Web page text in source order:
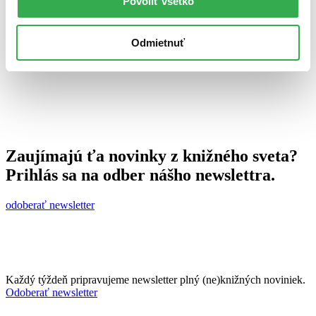
Odmietnuť
Zaujímajú ťa novinky z knižného sveta?
Prihlás sa na odber nášho newslettra.
odoberať newsletter
Každý týždeň pripravujeme newsletter plný (ne)knižných noviniek.
Odoberať newsletter